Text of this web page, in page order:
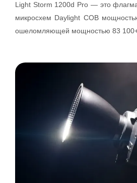
Light Storm 1200d Pro — это
микросхем Daylight COB
ошеломляющей мощностью 83 100+